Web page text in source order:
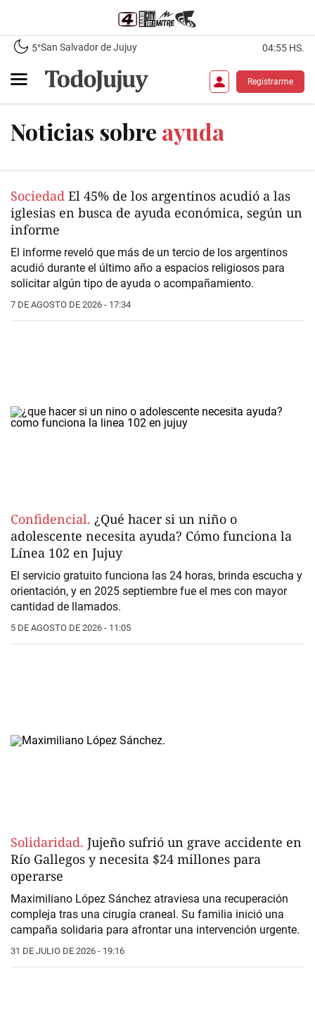
5°San Salvador de Jujuy 04:55 HS.
Registrarme
Noticias sobre ayuda
Sociedad El 45% de los argentinos acudió a las
iglesias en busca de ayuda económica, según un
informe
El informe reveló que más de un tercio de los argentinos
acudió durante el último año a espacios religiosos para
solicitar algún tipo de ayuda o acompañamiento.
7 DE AGOSTO DE 2026 - 17:34
Confidencial. ¿Qué hacer si un niño o
adolescente necesita ayuda? Cómo funciona la
Línea 102 en Jujuy
El servicio gratuito funciona las 24 horas, brinda escucha y
orientación, y en 2025 septiembre fue el mes con mayor
cantidad de llamados.
5 DE AGOSTO DE 2026 - 11:05
Solidaridad. Jujeño sufrió un grave accidente en
Río Gallegos y necesita $24 millones para
operarse
Maximiliano López Sánchez atraviesa una recuperación
compleja tras una cirugía craneal. Su familia inició una
campaña solidaria para afrontar una intervención urgente.
31 DE JULIO DE 2026 - 19:16